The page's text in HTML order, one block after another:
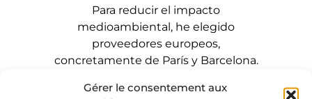
Gérer le consentement aux
Para reducir el impacto
medioambiental, he elegido
proveedores europeos,
concretamente de París y Barcelona.
El latón bruto en placas y alambres y